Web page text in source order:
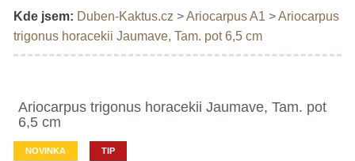
Kde jsem: Duben-Kaktus.cz >Ariocarpus A1 >Ariocarpus
trigonus horacekii Jaumave, Tam. pot 6,5 cm
Ariocarpus trigonus horacekii Jaumave, Tam. pot
6,5 cm
NOVINKA TIP